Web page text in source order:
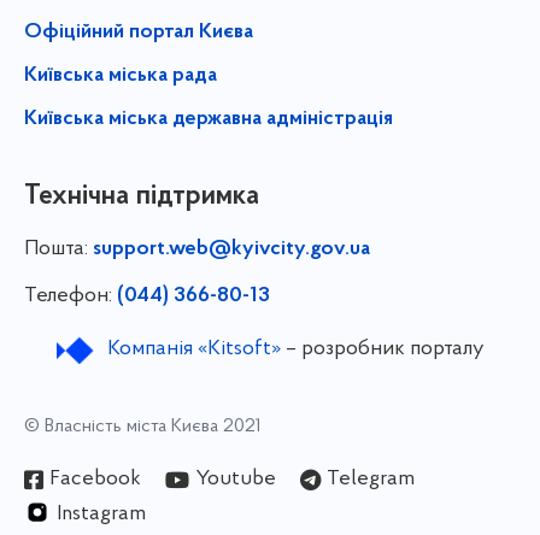
Офіційний портал Києва
Київська міська рада
Київська міська державна адміністрація
Технічна підтримка
Пошта: support.web@kyivcity.gov.ua
Телефон: (044) 366-80-13
Компанія «Kitsoft»– розробник порталу
© Власність міста Києва 2021
Facebook Youtube
Telegram
Instagram